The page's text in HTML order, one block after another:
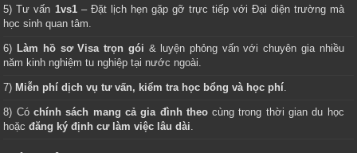
5) Tư vấn 1vs1– Đặt lịch hẹn gặp gỡ trực tiếp với Đại diện trường mà
học sinh quan tâm.
6) Làm hồ sơ Visa trọn gói & luyện phỏng vấn với chuyên gia nhiều
năm kinh nghiệm tu nghiệp tại nước ngoài.
7) Miễn phí dịch vụ tư vấn, kiểm tra học bổng và học phí.
8) Cóchính sách mang cả gia đình theocùng trong thời gian du học
hoặcđăng ký định cư làm việc lâu dài.